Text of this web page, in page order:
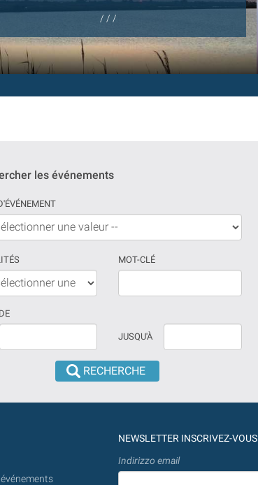
/ / /
les événements
MOT-CLÉ
JUSQU'À
NEWSLETTER INSCRIVEZ-VOUS
Indirizzo email